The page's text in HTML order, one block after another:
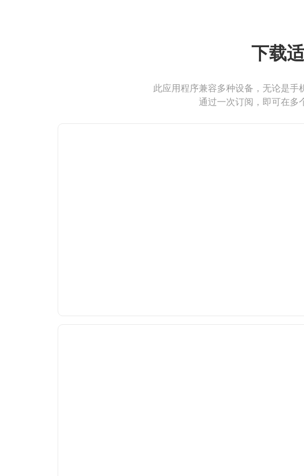
下载
此应用程序兼容多种设备，无论是手
通过一次订阅，即可在多